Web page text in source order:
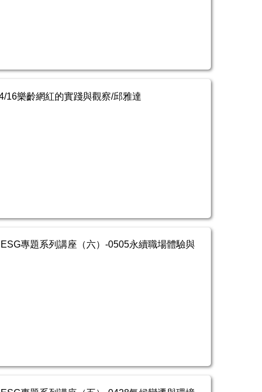
16樂齡網紅的實踐與觀察/邱雅達
ESG專題系列講座（六）-0505永續職場體驗與